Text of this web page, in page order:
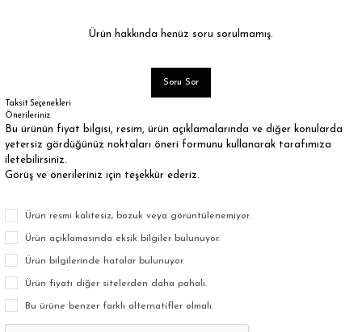
Ürün hakkında henüz soru sorulmamış.
Soru Sor
Taksit Seçenekleri
Önerileriniz
Bu ürünün fiyat bilgisi, resim, ürün açıklamalarında ve diğer konularda
yetersiz gördüğünüz noktaları öneri formunu kullanarak tarafımıza
iletebilirsiniz.
Görüş ve önerileriniz için teşekkür ederiz.
Ürün resmi kalitesiz, bozuk veya görüntülenemiyor.
Ürün açıklamasında eksik bilgiler bulunuyor.
Ürün bilgilerinde hatalar bulunuyor.
Ürün fiyatı diğer sitelerden daha pahalı.
Bu ürüne benzer farklı alternatifler olmalı.